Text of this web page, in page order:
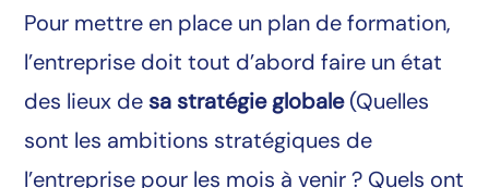
Pour mettre en place un plan de formation,
l’entreprise doit tout d’abord faire un état
des lieux de sa stratégie globale (Quelles
sont les ambitions stratégiques de
l’entreprise pour les mois à venir ? Quels ont